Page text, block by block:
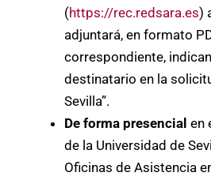
(https://rec.redsara.es)
adjuntará, en formato
correspondiente,
destinatario en la
Sevilla”.
De forma presencial en
de la Universidad de
Oficinas de Asistencia